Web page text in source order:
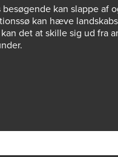
kan slappe af
kan hæve
det at skille sig ud fra